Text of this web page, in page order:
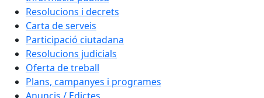
Resolucions i decrets
Carta de serveis
Participació ciutadana
Resolucions judicials
Oferta de treball
Plans, campanyes i programes